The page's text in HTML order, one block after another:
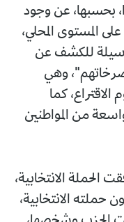
بحسبها، عن وجود
المستوى المحلي،
وسيلة للكشف عن
"صرخاتهم"، وهي
الاقتراع، كما
من المواطنين
الحملة الانتخابية،
الانتخابية،